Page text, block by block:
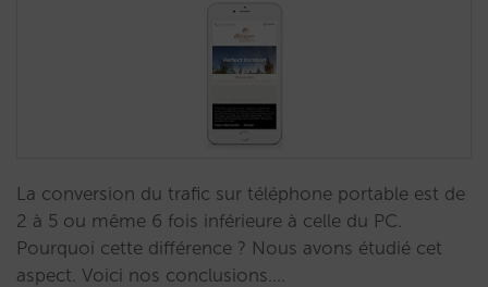
La conversion du trafic sur téléphone portable est de
2 à 5 ou même 6 fois inférieure à celle du PC.
Pourquoi cette différence ? Nous avons étudié cet
aspect. Voici nos conclusions.…